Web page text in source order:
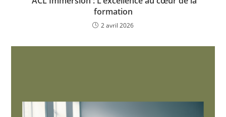
formation
2 avril 2026